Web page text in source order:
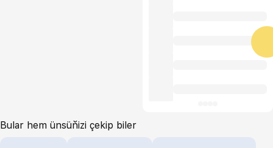
Bular hem ünsüňizi çekip biler